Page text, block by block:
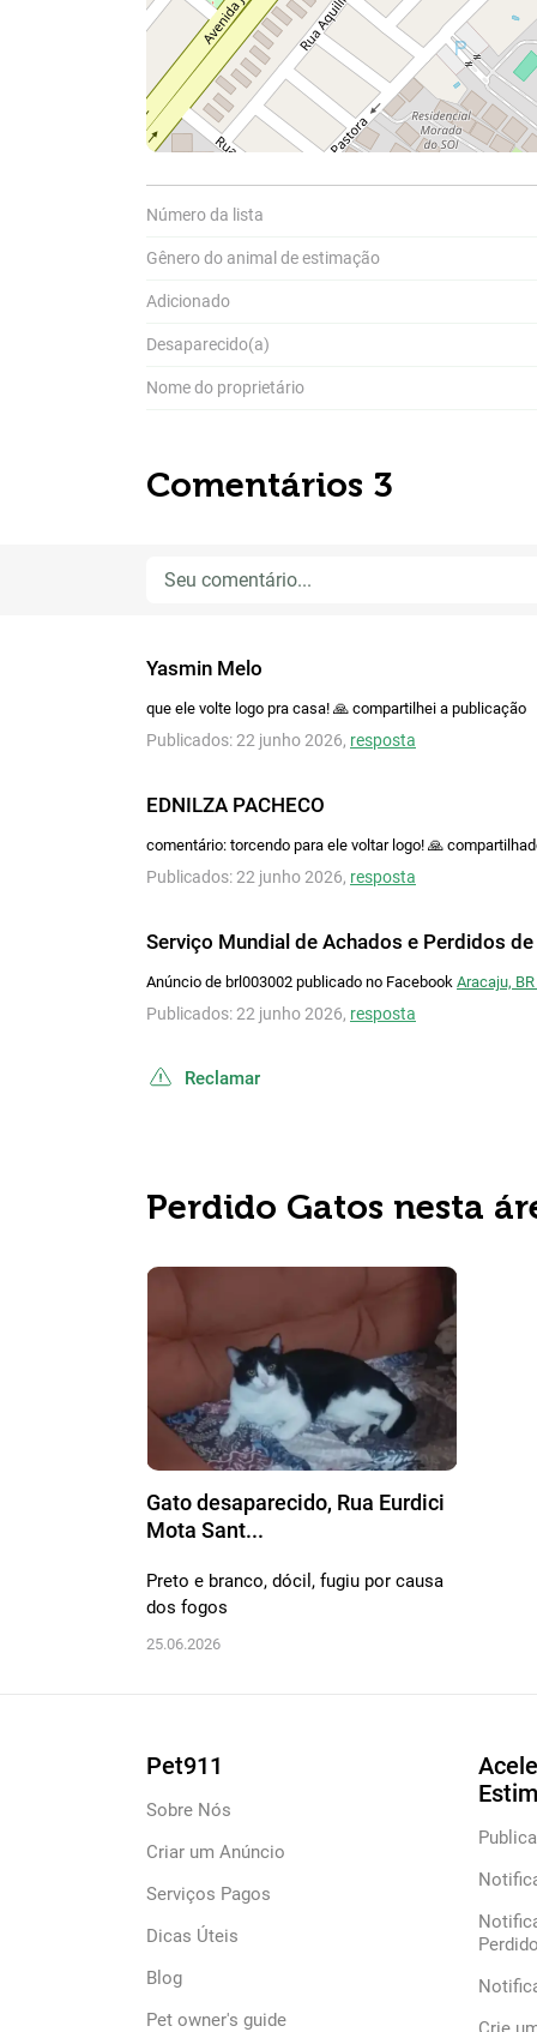
Número da lista
Gênero do animal de estimação
Adicionado
Desaparecido(a)
Nome do proprietário
Comentários 3
Yasmin Melo
que ele volte logo pra casa! 🙏 compartilhei a publicação
Publicados: 22 junho 2026, resposta
EDNILZA PACHECO
comentário: torcendo para ele voltar logo! 🙏
Publicados: 22 junho 2026, resposta
Serviço Mundial de Achados e Perdidos
Anúncio de brl003002 publicado no Facebook Aracaju,
Publicados: 22 junho 2026, resposta
Reclamar
Perdido Gatos nesta
Gato desaparecido, Rua Eurdici
Mota Sant...
Preto e branco, dócil, fugiu por causa
dos fogos
25.06.2026
Pet911
Sobre Nós
Criar um Anúncio
Serviços Pagos
Dicas Úteis
Blog
Pet owner's guide
Perdido